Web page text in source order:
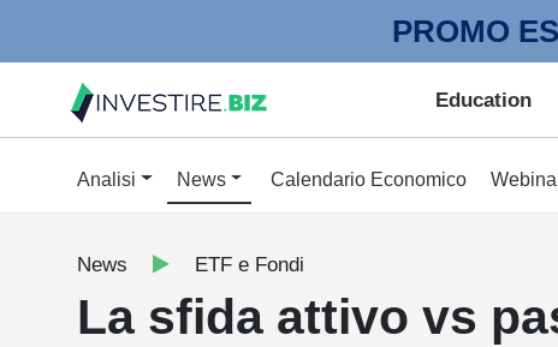
PROMO
Education
Analisi News Calendario Economico
News ETF e Fondi
La sfida attivo vs